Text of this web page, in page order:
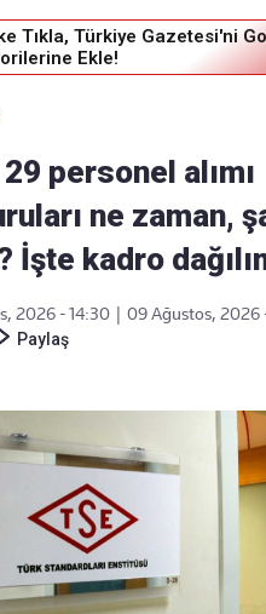
Tıkla, Türkiye Gazetesi'ni
Ekle!
personel alımı
ne zaman,
İşte kadro
2026 - 14:30
09 Ağustos, 2026
Paylaş